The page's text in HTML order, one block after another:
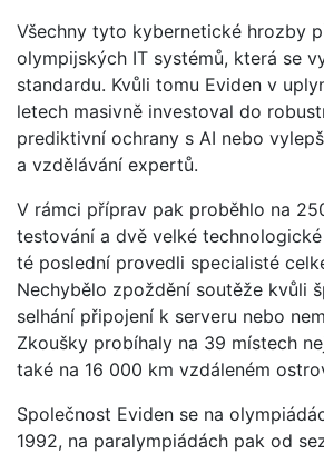
Všechny tyto kybernetické hrozby
olympijských IT systémů, která se
standardu. Kvůli tomu Eviden v
letech masivně investoval do
prediktivní ochrany s AI nebo
a vzdělávání expertů.
V rámci příprav pak proběhlo na
testování a dvě velké technologické
té poslední provedli specialisté
Nechybělo zpoždění soutěže kvůli
selhání připojení k serveru nebo
Zkoušky probíhaly na 39 místech
také na 16 000 km vzdáleném
Společnost Eviden se na
1992, na paralympiádách pak od